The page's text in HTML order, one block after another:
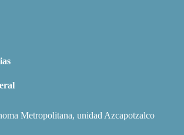
Metropolitana, unidad Azcapotzalco